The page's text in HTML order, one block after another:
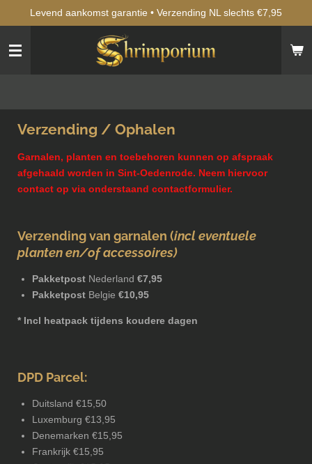
naar
hoofdinhoud
Levend aankomst garantie • Verzending NL slechts €7,95
Verzending / Ophalen
Garnalen, planten en toebehoren kunnen op afspraak
afgehaald worden in Sint-Oedenrode. Neem hiervoor
contact op via onderstaand contactformulier.
Verzending van garnalen (incl eventuele
planten en/of accessoires)
Pakketpost Nederland €7,95
Pakketpost Belgie €10,95
* Incl heatpack tijdens koudere dagen
DPD Parcel:
Duitsland €15,50
Luxemburg €13,95
Denemarken €15,95
Frankrijk €15,95